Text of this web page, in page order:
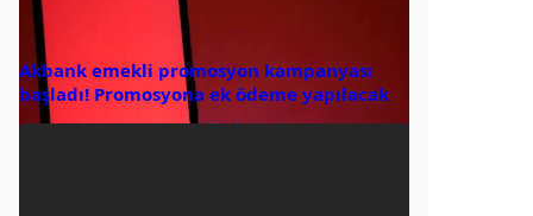
Akbank emekli promosyon kampanyası
başladı! Promosyona ek ödeme yapılacak